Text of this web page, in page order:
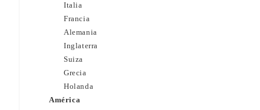
Italia
Francia
Alemania
Inglaterra
Suiza
Grecia
Holanda
América